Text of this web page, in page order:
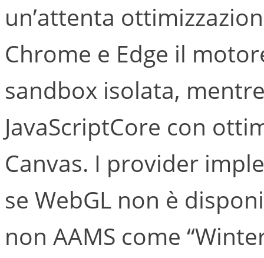
un’attenta
Chrome e Edge il
sandbox isolata,
JavaScriptCore con
Canvas. I provider
se WebGL non è
non AAMS come